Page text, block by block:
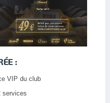
:
VIP du club
services